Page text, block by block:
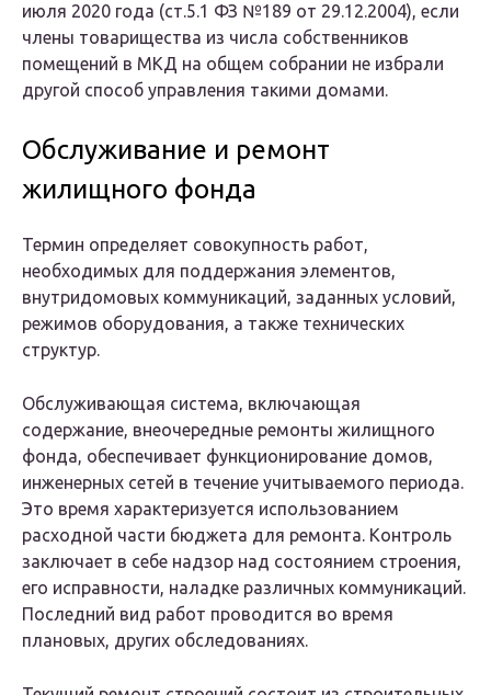
июля 2020 года (ст.5.1 ФЗ №189 от 29.12.2004), если
члены товарищества из числа собственников
помещений в МКД на общем собрании не избрали
другой способ управления такими домами.
Обслуживание и ремонт
жилищного фонда
Термин определяет совокупность работ,
необходимых для поддержания элементов,
внутридомовых коммуникаций, заданных условий,
режимов оборудования, а также технических
структур.
Обслуживающая система, включающая
содержание, внеочередные ремонты жилищного
фонда, обеспечивает функционирование домов,
инженерных сетей в течение учитываемого периода.
Это время характеризуется использованием
расходной части бюджета для ремонта. Контроль
заключает в себе надзор над состоянием строения,
его исправности, наладке различных коммуникаций.
Последний вид работ проводится во время
плановых, других обследованиях.